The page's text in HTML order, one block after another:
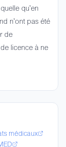
qu'en
n'ont pas été
de
licence à ne
médicaux